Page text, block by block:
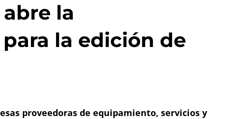
la
la edición de
proveedoras de equipamiento, servicios y